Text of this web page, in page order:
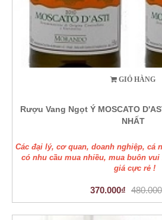
GIỎ HÀNG
Rượu Vang Ngọt Ý MOSCATO
NHẤT
Các đại lý, cơ quan, doanh nghiệp, cá
có nhu cầu mua nhiều, mua buôn
giá cực rẻ !
370.000₫